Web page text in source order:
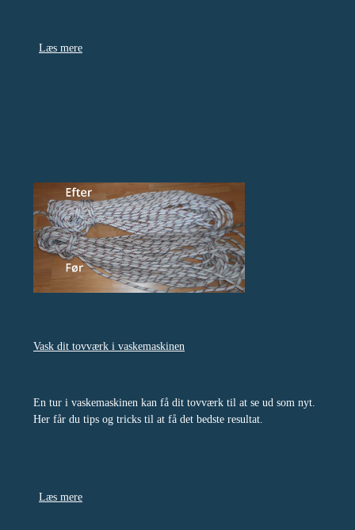
Læs mere
Vask dit tovværk i vaskemaskinen
En tur i vaskemaskinen kan få dit tovværk til at se ud som nyt.
Her får du tips og tricks til at få det bedste resultat.
Læs mere